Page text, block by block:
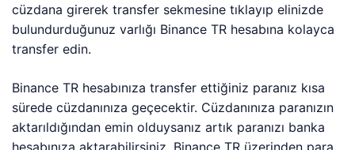
cüzdana girerek transfer sekmesine tıklayıp elinizde
bulundurduğunuz varlığı Binance TR hesabına kolayca
transfer edin.
Binance TR hesabınıza transfer ettiğiniz paranız kısa
sürede cüzdanınıza geçecektir. Cüzdanınıza paranızın
aktarıldığından emin olduysanız artık paranızı banka
hesabınıza aktarabilirsiniz. Binance TR üzerinden para